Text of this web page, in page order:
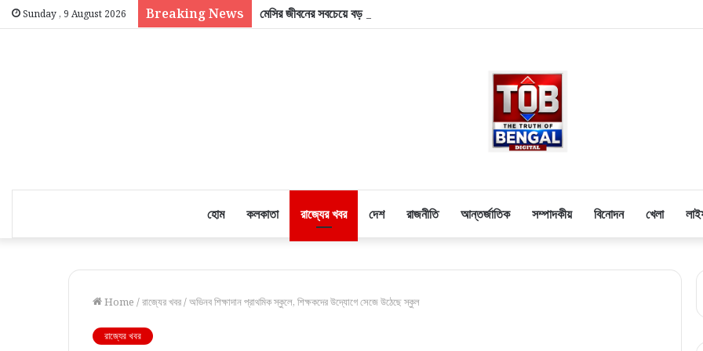
Sunday , 9 August 2026 Breaking News মেসির জীবনের সবচেয়ে বড় অভিভাবকের বিদায়! প্রয়াত ফুটবলের জাদুকরের বাবা হোর্হে মেসি
হোম কলকাতা রাজ্যের খবর দেশ রাজনীতি আন্তর্জাতিক সম্পাদকীয় বিনোদন খেলা
Home /রাজ্যের খবর/অভিনব শিক্ষাদান প্রাথমিক স্কুলে, শিক্ষকদের উদ্যোগে সেজে উঠেছে স্কুল
রাজ্যের খবর